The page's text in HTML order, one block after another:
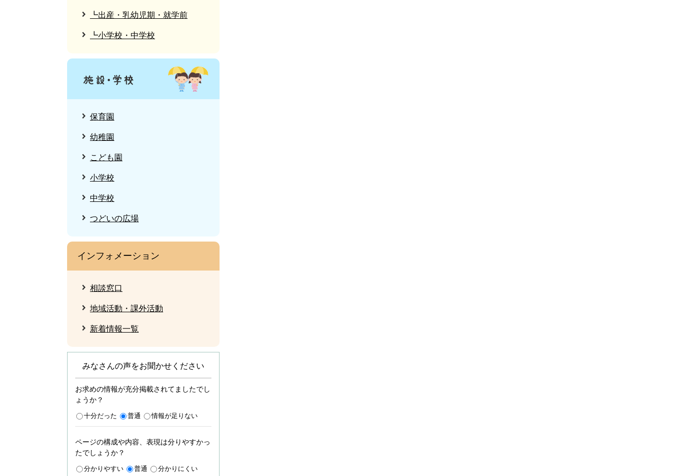
┗出産・乳幼児期・就学前
┗小学校・中学校
保育園
幼稚園
こども園
小学校
中学校
つどいの広場
インフォメーション
相談窓口
地域活動・課外活動
新着情報一覧
みなさんの声をお聞かせください
お求めの情報が充分掲載されてましたでし
ょうか？
十分だった 普通 情報が足りない
ページの構成や内容、表現は分りやすかっ
たでしょうか？
分かりやすい 普通 分かりにくい